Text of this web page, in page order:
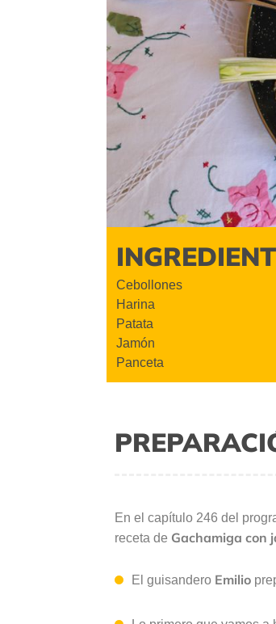
Cebollones
Harina
Patata
Jamón
Panceta
En el capítulo 246 del
receta de Gachamiga con
El guisandero Emilio